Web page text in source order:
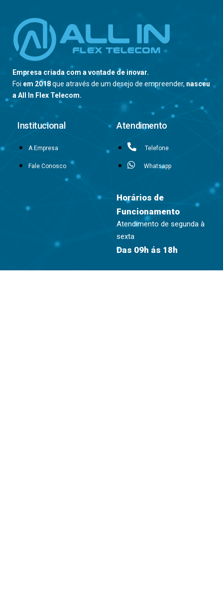
Empresa criada com a vontade de inovar.
Foi em 2018que através de um desejo de empreender, nasceu
a All In Flex Telecom.
Institucional
A Empresa
Fale Conosco
Atendimento
Telefone
Whatsapp
Horários de
Funcionamento
Atendimento de segunda à
sexta
Das 09h ás 18h